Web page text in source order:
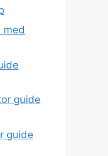
med
guide
guide